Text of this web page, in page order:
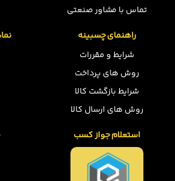
تماس با مشاور صنعتی
راهنمای چسبینه
شرایط و مقررات
روش های پرداخت
شرایط بازگشت کالا
روش های ارسال کالا
استعلام جواز کسب